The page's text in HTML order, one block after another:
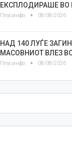
ЕКСПЛОДИРАШЕ ВО
Плусинфо 08/08/2026
НАД 140 ЛУЃЕ
МАСОВНИОТ ВЛЕЗ
Плусинфо 08/08/2026